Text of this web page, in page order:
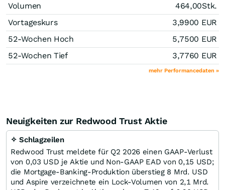
Volumen
464,00Stk.
Vortageskurs
3,9900 EUR
52-Wochen Hoch
5,7500 EUR
52-Wochen Tief
3,7760 EUR
mehr Performancedaten »
Neuigkeiten zur Redwood Trust Aktie
✧ Schlagzeilen
Redwood Trust meldete für Q2 2026 einen GAAP-Verlust
von 0,03 USD je Aktie und Non-GAAP EAD von 0,15 USD;
die Mortgage-Banking-Produktion überstieg 8 Mrd. USD
und Aspire verzeichnete ein Lock-Volumen von 2,1 Mrd.